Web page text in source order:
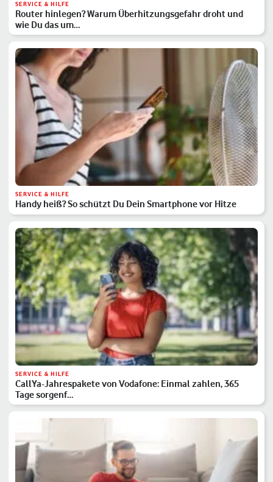
SERVICE & HILFE
Router hinlegen? Warum Überhitzungsgefahr droht und
wie Du das um…
SERVICE & HILFE
Handy heiß? So schützt Du Dein Smartphone vor Hitze
SERVICE & HILFE
CallYa-Jahrespakete von Vodafone: Einmal zahlen, 365
Tage sorgenf…